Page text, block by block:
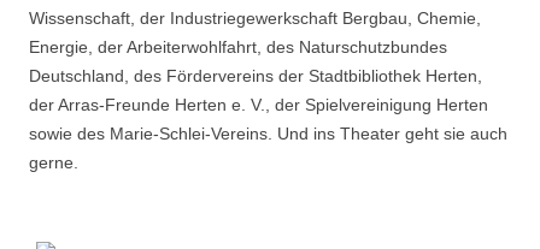
Wissenschaft, der Industriegewerkschaft Bergbau, Chemie,
Energie, der Arbeiterwohlfahrt, des Naturschutzbundes
Deutschland, des Fördervereins der Stadtbibliothek Herten,
der Arras-Freunde Herten e. V., der Spielvereinigung Herten
sowie des Marie-Schlei-Vereins. Und ins Theater geht sie auch
gerne.